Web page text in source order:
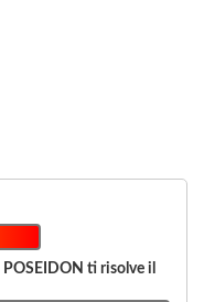
POSEIDON ti risolve il